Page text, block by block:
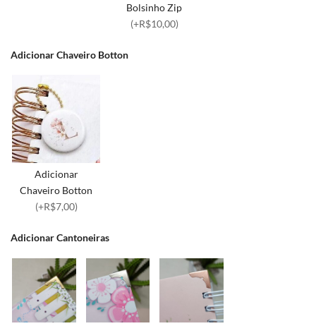
Bolsinho Zip
(+R$10,00)
Adicionar Chaveiro Botton
Adicionar
Chaveiro Botton
(+R$7,00)
Adicionar Cantoneiras